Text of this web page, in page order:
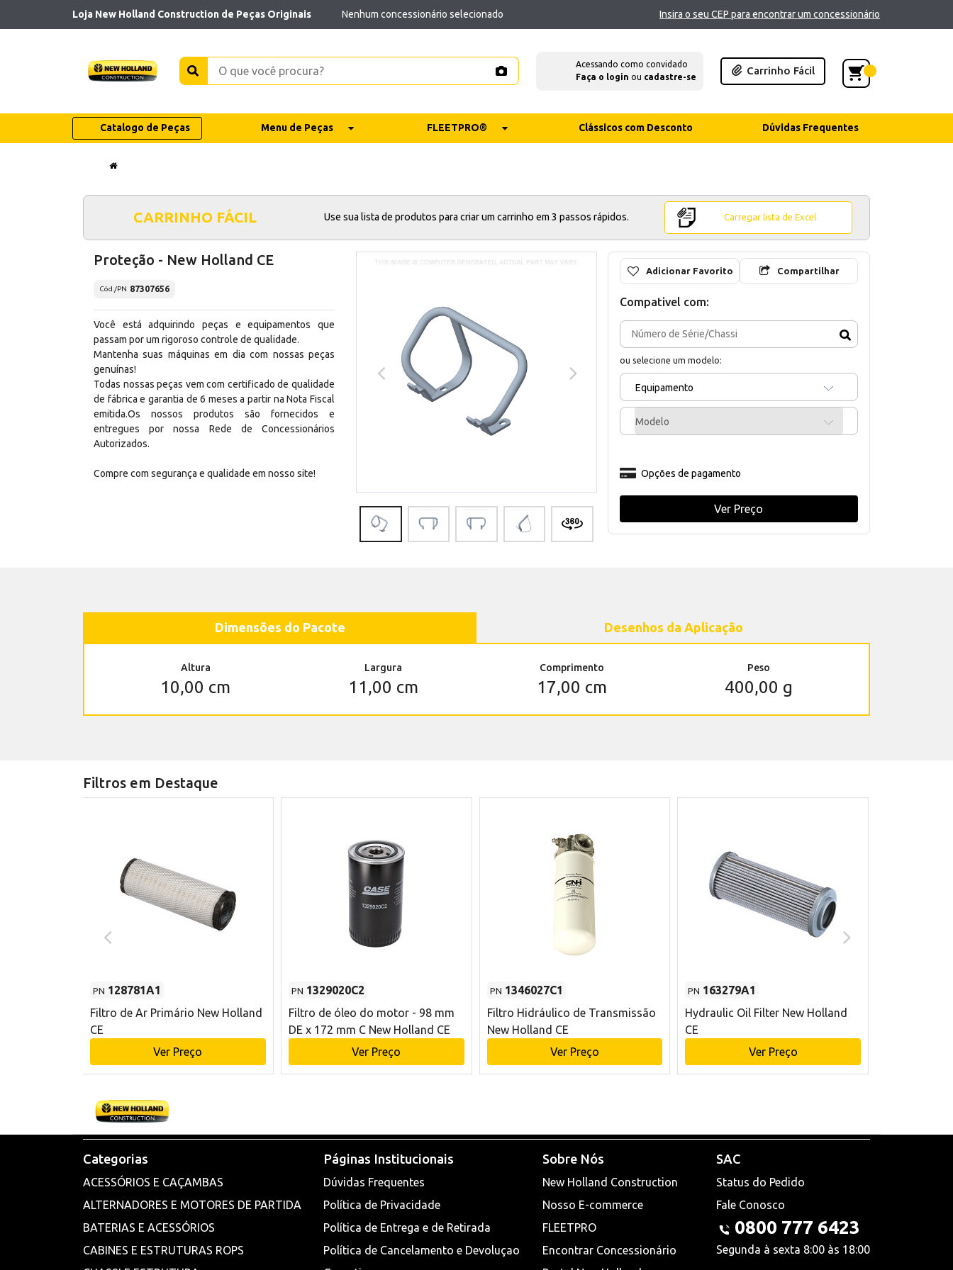
Loja New Holland Construction de Peças Originais Nenhum concessionário selecionado Insira o seu CEP para encontrar um concessionário
Acessando como convidado
Faça o login ou cadastre-se
Carrinho Fácil
Catalogo de Peças Menu de Peças FLEETPRO® Clássicos com Desconto Dúvidas Frequentes
CARRINHO FÁCIL Use sua lista de produtos para criar um carrinho em 3 passos rápidos. Carregar lista de Excel
Proteção - New Holland CE
Cód./PN 87307656
Você está adquirindo peças e equipamentos que
passam por um rigoroso controle de qualidade.
Mantenha suas máquinas em dia com nossas peças
genuínas!
Todas nossas peças vem com certificado de qualidade
de fábrica e garantia de 6 meses a partir na Nota Fiscal
emitida.Os nossos produtos são fornecidos e
entregues por nossa Rede de Concessionários
Autorizados.
Compre com segurança e qualidade em nosso site!
Adicionar Favorito Compartilhar
Compativel com:
ou selecione um modelo:
Equipamento
Modelo
Opções de pagamento
Ver Preço
Dimensões do Pacote Desenhos da Aplicação
Altura
10,00 cm
Largura
11,00 cm
Comprimento
17,00 cm
Peso
400,00 g
Filtros em Destaque
PN 128781A1
Filtro de Ar Primário New Holland
CE
Ver Preço
PN 1329020C2
Filtro de óleo do motor - 98 mm
DE x 172 mm C New Holland CE
Ver Preço
PN 1346027C1
Filtro Hidráulico de Transmissão
New Holland CE
Ver Preço
PN 163279A1
Hydraulic Oil Filter New Holland
CE
Ver Preço
Categorias
ACESSÓRIOS E CAÇAMBAS
ALTERNADORES E MOTORES DE PARTIDA
BATERIAS E ACESSÓRIOS
CABINES E ESTRUTURAS ROPS
Páginas Institucionais
Dúvidas Frequentes
Política de Privacidade
Política de Entrega e de Retirada
Política de Cancelamento e Devoluçao
Sobre Nós
New Holland Construction
Nosso E-commerce
FLEETPRO
Encontrar Concessionário
SAC
Status do Pedido
Fale Conosco
0800 777 6423
Segunda à sexta 8:00 às 18:00